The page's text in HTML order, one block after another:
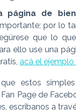
página de
por lo
que lo
ello use una
acá el ejemplo
que estos
Page de
escribanos a